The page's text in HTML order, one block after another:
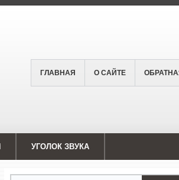
ГЛАВНАЯ О САЙТЕ
УГОЛОК ЗВУКА